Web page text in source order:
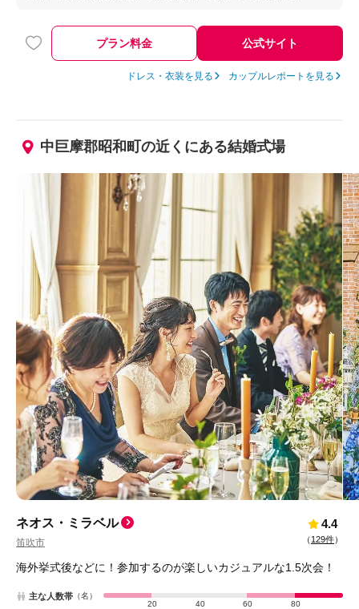
を流してくださり、感謝でいっぱいです。
プラン料金 公式サイト
ドレス・衣装を見る カップルレポートを見る
中巨摩郡昭和町の近くにある結婚式場
ネオス・ミラベル
笛吹市
4.4
（ 129件）
海外挙式後などに！参加するのが楽しいカジュアルな1.5次会！
主な人数帯 （名）
20
40 60 80